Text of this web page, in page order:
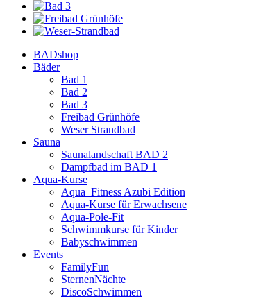
BADshop
Bäder
Bad 1
Bad 2
Bad 3
Freibad Grünhöfe
Weser Strandbad
Sauna
Saunalandschaft BAD 2
Dampfbad im BAD 1
Aqua-Kurse
Aqua_Fitness Azubi Edition
Aqua-Kurse für Erwachsene
Aqua-Pole-Fit
Schwimmkurse für Kinder
Babyschwimmen
Events
FamilyFun
SternenNächte
DiscoSchwimmen